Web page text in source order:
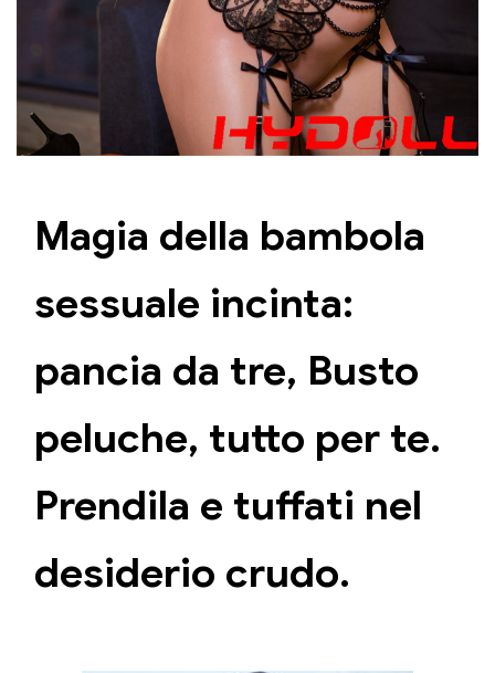
Magia della bambola
sessuale incinta:
pancia da tre, Busto
peluche, tutto per te.
Prendila e tuffati nel
desiderio crudo.